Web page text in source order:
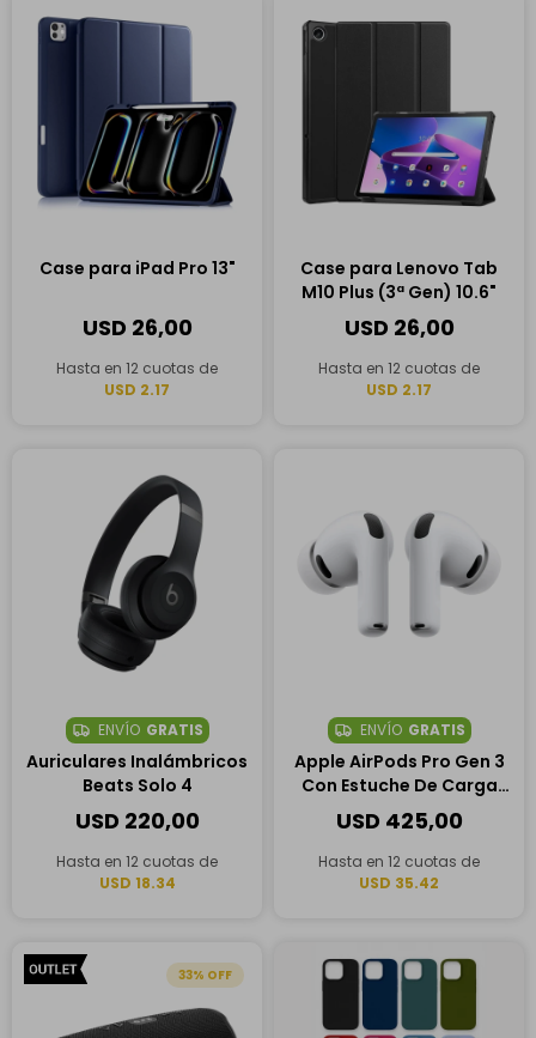
Case para iPad Pro 13"
USD 26,00
Hasta en 12 cuotas de
USD 2.17
Case para Lenovo Tab
M10 Plus (3ª Gen) 10.6"
USD 26,00
Hasta en 12 cuotas de
USD 2.17
ENVÍO GRATIS
Auriculares Inalámbricos
Beats Solo 4
USD 220,00
Hasta en 12 cuotas de
USD 18.34
ENVÍO GRATIS
Apple AirPods Pro Gen 3
Con Estuche De Carga
Inalámbrica
USD 425,00
Hasta en 12 cuotas de
USD 35.42
33